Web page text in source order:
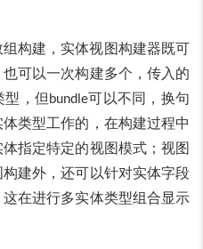
构建，实体视图构建器既可
可以一次构建多个，传入的
型，但 bundle可以不同，换句
类型工作的，在构建过程中
指定特定的视图模式；视图
建外，还可以针对实体字段
在进行多实体类型组合显示